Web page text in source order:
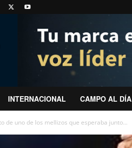
INTERNACIONAL CAMPO AL DÍA
de uno de los mellizos que esperaba junto...